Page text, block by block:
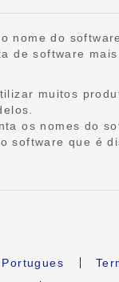
nome do
de software
muitos
os nomes do
software que é
Portugues